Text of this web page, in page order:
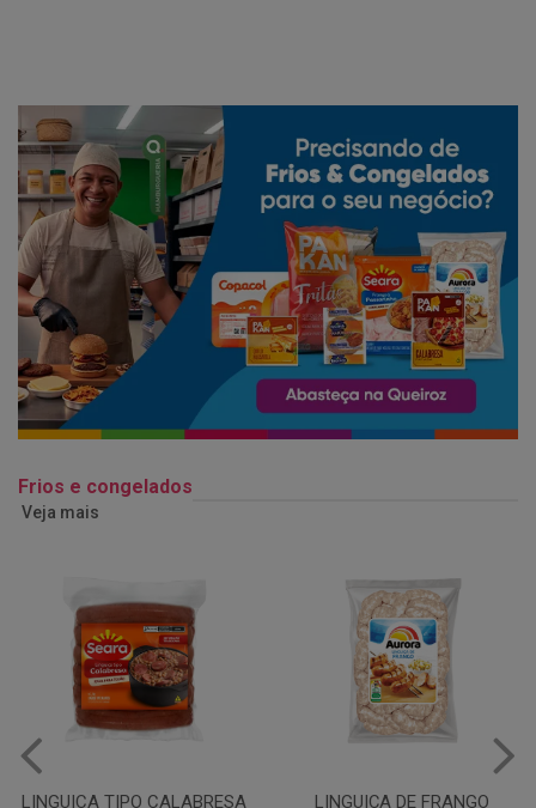
Frios e congelados
Veja mais
LINGUIÇA DE FRANGO QUEIJO MUSSARELA